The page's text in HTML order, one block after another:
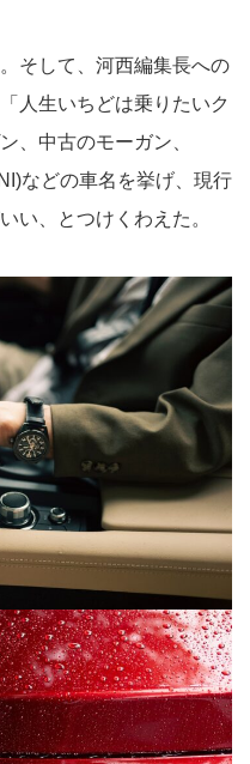
そして、河西編集長への
人生いちどは乗りたいク
、中古のモーガン、
などの車名を挙げ、現行
い、とつけくわえた。